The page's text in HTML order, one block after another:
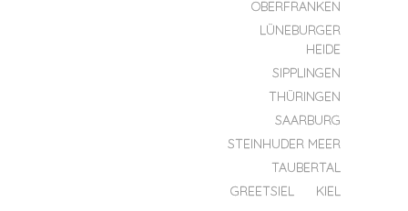
OBERFRANKEN
LÜNEBURGER
HEIDE
SIPPLINGEN
THÜRINGEN
SAARBURG
STEINHUDER MEER
TAUBERTAL
GREETSIEL
KIEL